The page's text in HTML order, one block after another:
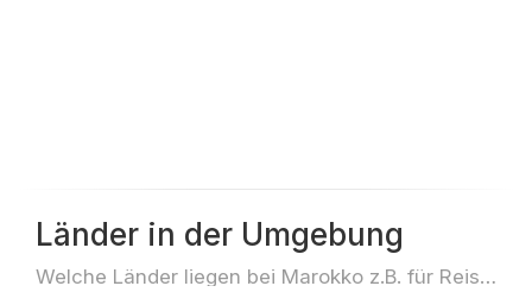
Länder in der Umgebung
Welche Länder liegen bei Marokko z.B. für Reisen oder Flüge